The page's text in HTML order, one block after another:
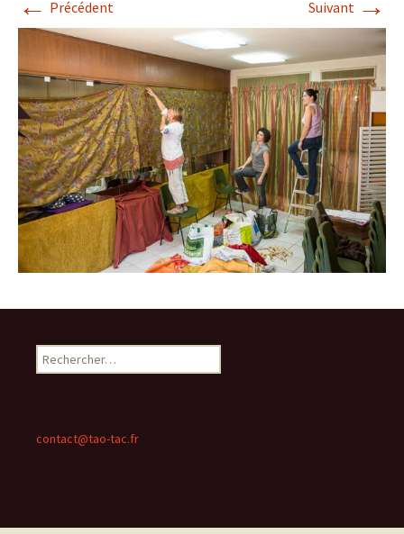
Précédent Suivant
Rechercher :
contact@tao-tac.fr